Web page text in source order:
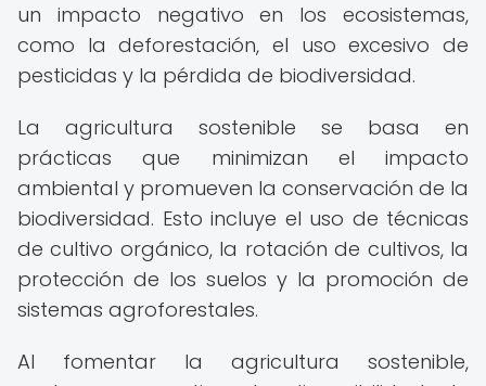
un impacto negativo en los ecosistemas,
como la deforestación, el uso excesivo de
pesticidas y la pérdida de biodiversidad.
La agricultura sostenible se basa en
prácticas que minimizan el impacto
ambiental y promueven la conservación de la
biodiversidad. Esto incluye el uso de técnicas
de cultivo orgánico, la rotación de cultivos, la
protección de los suelos y la promoción de
sistemas agroforestales.
Al fomentar la agricultura sostenible,